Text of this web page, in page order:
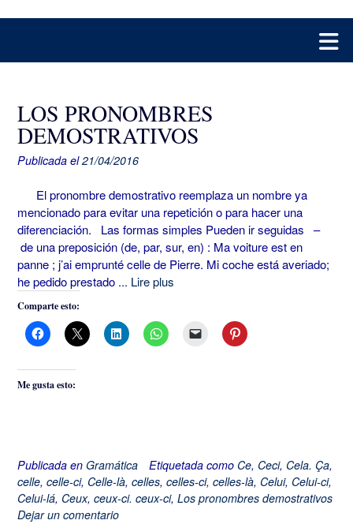
LOS PRONOMBRES
DEMOSTRATIVOS
Publicada el21/04/2016
El pronombre demostrativo reemplaza un nombre ya
mencionado para evitar una repetición o para hacer una
diferenciación. Las formas simples Pueden ir seguidas –
de una preposición (de, par, sur, en) : Ma voiture est en
panne ; j’ai emprunté celle de Pierre. Mi coche está averiado;
he pedido prestado ... Lire plus
Comparte esto:
Me gusta esto:
Publicada en Gramática Etiquetada como Ce, Ceci, Cela. Ça,
celle, celle-ci, Celle-là, celles, celles-ci, celles-là, Celui, Celui-ci,
Celui-lá, Ceux, ceux-ci. ceux-ci, Los pronombres demostrativos
Dejar un comentario